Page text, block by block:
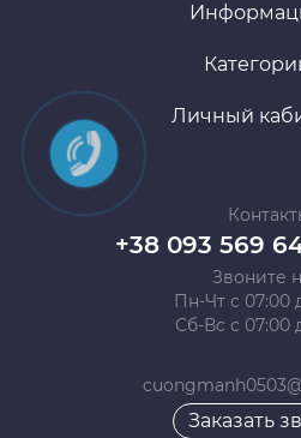
Личный
+38 093 569
Звоните
Пн-Чт с 07:00
Сб-Вс с 07:00
Заказать